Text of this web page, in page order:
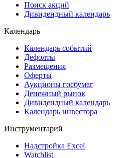
Самые популярные
Дивидендный календарь
Календарь
Календарь событий
Дефолты
Размещения
Оферты
Денежный рынок
Календарь инвестора